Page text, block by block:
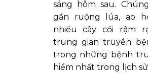
sáng hôm sau.
gần ruộng lúa, ao
nhiều cây cối rậm
trung gian truyền
trong những bệnh
hiểm nhất trong lịch